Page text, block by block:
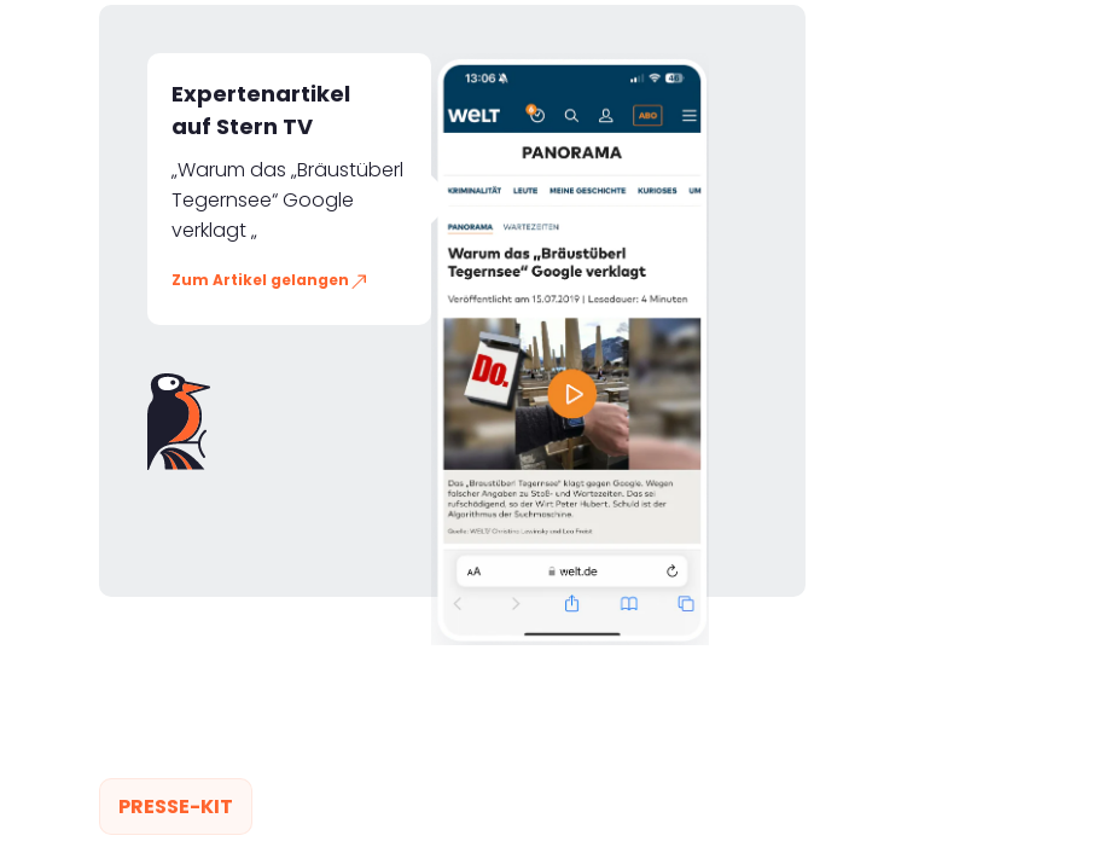
Expertenartikel
auf Stern TV
„Warum das „Bräustüberl
Tegernsee“ Google
verklagt „
Zum Artikel gelangen
PRESSE-KIT